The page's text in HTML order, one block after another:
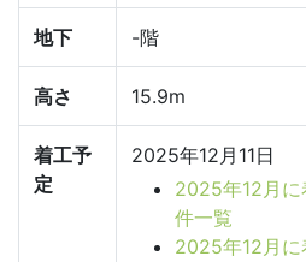
地下 -階
高さ 15.9m
着工予
定
2025年12月11日
2025年12月に
件一覧
2025年12月に